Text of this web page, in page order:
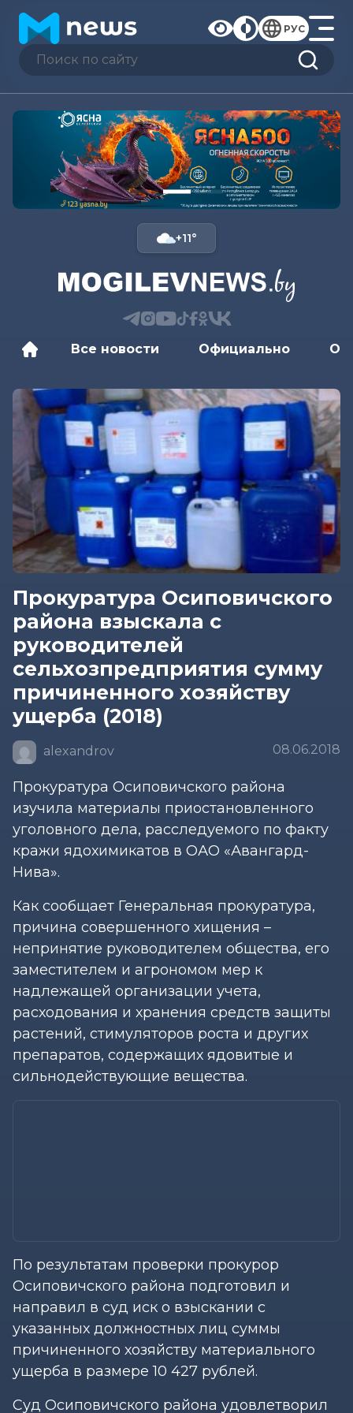
РУС
+11°
Все новости Официально
Прокуратура Осиповичского
района взыскала с
руководителей
сельхозпредприятия сумму
причиненного хозяйству
ущерба (2018)
alexandrov 08.06.2018
Прокуратура Осиповичского района
изучила материалы приостановленного
уголовного дела, расследуемого по факту
кражи ядохимикатов в ОАО «Авангард-
Нива».
Как сообщает Генеральная прокуратура,
причина совершенного хищения –
непринятие руководителем общества, его
заместителем и агрономом мер к
надлежащей организации учета,
расходования и хранения средств защиты
растений, стимуляторов роста и других
препаратов, содержащих ядовитые и
сильнодействующие вещества.
По результатам проверки прокурор
Осиповичского района подготовил и
направил в суд иск о взыскании с
указанных должностных лиц суммы
причиненного хозяйству материального
ущерба в размере 10 427 рублей.
Суд Осиповичского района удовлетворил